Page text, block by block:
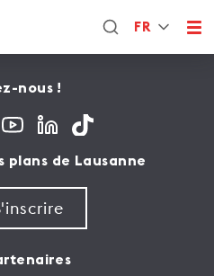
FR
nous !
plans de Lausanne